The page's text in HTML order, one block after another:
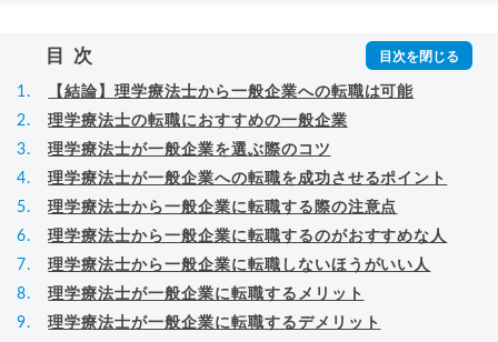
目次
【結論】理学療法士から一般企業への転職は可能
理学療法士の転職におすすめの一般企業
理学療法士が一般企業を選ぶ際のコツ
理学療法士が一般企業への転職を成功させるポイント
理学療法士から一般企業に転職する際の注意点
理学療法士から一般企業に転職するのがおすすめな人
理学療法士から一般企業に転職しないほうがいい人
理学療法士が一般企業に転職するメリット
理学療法士が一般企業に転職するデメリット